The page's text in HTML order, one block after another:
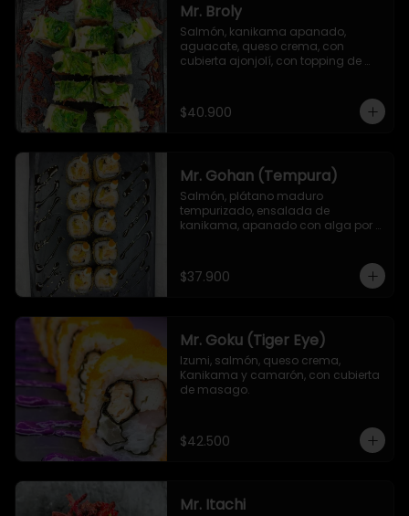
Mr. Broly
Salmón, kanikama apanado,
aguacate, queso crema, con
cubierta ajonjolí, con topping de
$40.900
Mr. Gohan (Tempura)
Salmón, plátano maduro
tempurizado, ensalada de
kanikama, apanado con alga por
$37.900
Mr. Goku (Tiger Eye)
Izumi, salmón, queso crema,
Kanikama y camarón, con cubierta
de masago.
$42.500
Mr. Itachi